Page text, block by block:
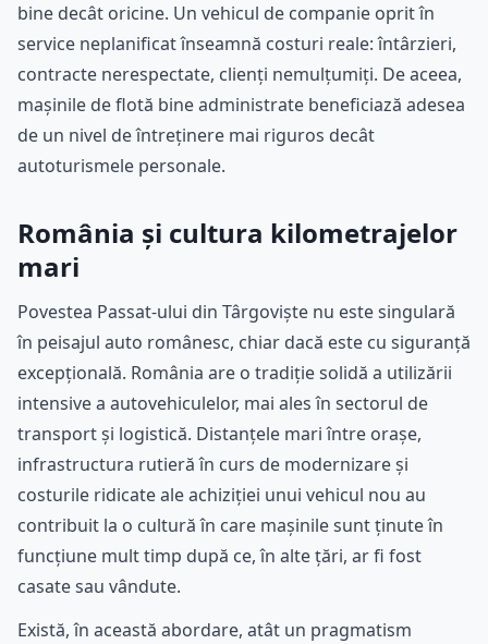
bine decât oricine. Un vehicul de companie oprit în
service neplanificat înseamnă costuri reale: întârzieri,
contracte nerespectate, clienți nemulțumiți. De aceea,
mașinile de flotă bine administrate beneficiază adesea
de un nivel de întreținere mai riguros decât
autoturismele personale.
România și cultura kilometrajelor
mari
Povestea Passat-ului din Târgoviște nu este singulară
în peisajul auto românesc, chiar dacă este cu siguranță
excepțională. România are o tradiție solidă a utilizării
intensive a autovehiculelor, mai ales în sectorul de
transport și logistică. Distanțele mari între orașe,
infrastructura rutieră în curs de modernizare și
costurile ridicate ale achiziției unui vehicul nou au
contribuit la o cultură în care mașinile sunt ținute în
funcțiune mult timp după ce, în alte țări, ar fi fost
casate sau vândute.
Există, în această abordare, atât un pragmatism